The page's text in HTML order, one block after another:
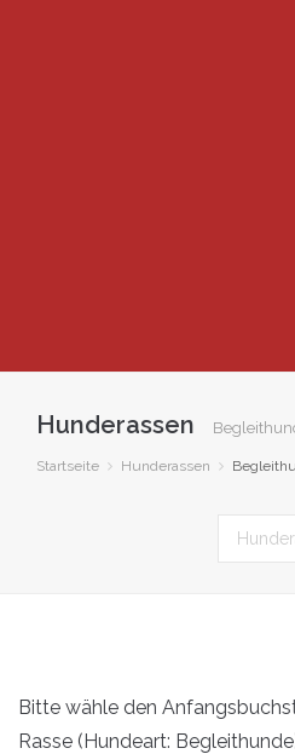
Hunderassen
Startseite Hunderassen
Bitte wähle den
Rasse (Hundeart: